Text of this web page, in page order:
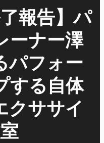
報告】パ
ーナー澤
パフォー
する自体
クササイ